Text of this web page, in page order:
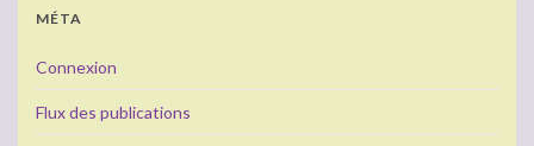
MÉTA
Connexion
Flux des publications